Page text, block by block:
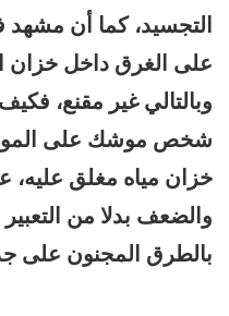
التجسيد، كما أن
على الغرق داخل خزان
وبالتالي غير مقنع،
شخص موشك على الموت
خزان مياه مغلق عليه،
بالطرق المجنون على